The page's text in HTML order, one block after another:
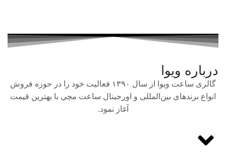
درباره ویوا
گالری ساعت ویوا از سال ۱۳۹۰ فعالیت خود را در حوزه فروش
انواع برندهای بین‌المللی و اورجینال ساعت مچی با بهترین قیمت
آغاز نمود.